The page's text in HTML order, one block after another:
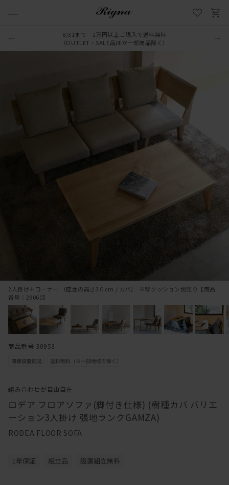
8/31まで 2万円以上ご購入で送料無料
（OUTLET・SALE品ほか一部商品除く）
組み合わせが自由自在
ロデア フロアソファ(脚付き仕様) (樹種カバ バリエ
ーション3人掛け 張地ランクGAMZA)
RODEA FLOOR SOFA
2人掛け＋コーナー （座面の高さ3０cm / カバ) ※背クッション別売り【商品
番号：29060】
1年保証 組立品 設置組立無料
商品番号 30953